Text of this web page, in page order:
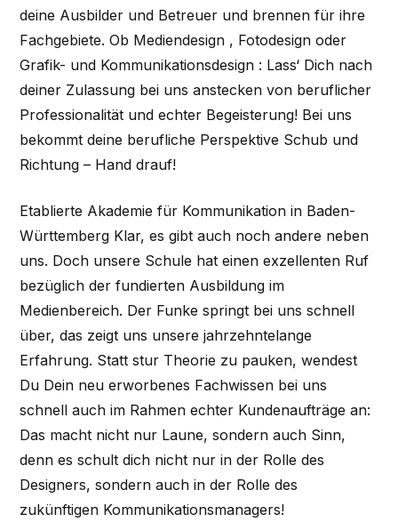
deine Ausbilder und Betreuer und brennen für ihre
Fachgebiete. Ob Mediendesign , Fotodesign oder
Grafik- und Kommunikationsdesign : Lass‘ Dich nach
deiner Zulassung bei uns anstecken von beruflicher
Professionalität und echter Begeisterung! Bei uns
bekommt deine berufliche Perspektive Schub und
Richtung – Hand drauf!
Etablierte Akademie für Kommunikation in Baden-
Württemberg Klar, es gibt auch noch andere neben
uns. Doch unsere Schule hat einen exzellenten Ruf
bezüglich der fundierten Ausbildung im
Medienbereich. Der Funke springt bei uns schnell
über, das zeigt uns unsere jahrzehntelange
Erfahrung. Statt stur Theorie zu pauken, wendest
Du Dein neu erworbenes Fachwissen bei uns
schnell auch im Rahmen echter Kundenaufträge an:
Das macht nicht nur Laune, sondern auch Sinn,
denn es schult dich nicht nur in der Rolle des
Designers, sondern auch in der Rolle des
zukünftigen Kommunikationsmanagers!